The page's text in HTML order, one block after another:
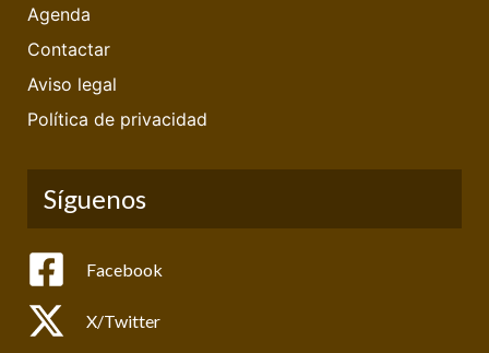
Agenda
Contactar
Aviso legal
Política de privacidad
Síguenos
Facebook
X/Twitter